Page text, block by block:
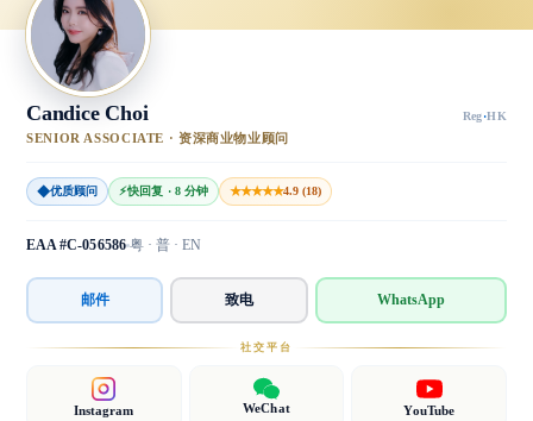
Candice Choi Reg·HK
SENIOR ASSOCIATE · 资深商业物业顾问
◆优质顾问 ⚡快回复 · 8 分钟 ★★★★★4.9 (18)
EAA #C-056586 粤 · 普 · EN
邮件 致电 WhatsApp
社交平台
Instagram WeChat YouTube